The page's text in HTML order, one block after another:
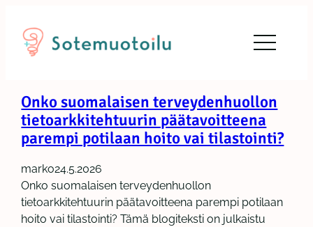
sisältöön
Onko suomalaisen terveydenhuollon
tietoarkkitehtuurin päätavoitteena
parempi potilaan hoito vai tilastointi?
marko24.5.2026
Onko suomalaisen terveydenhuollon
tietoarkkitehtuurin päätavoitteena parempi potilaan
hoito vai tilastointi? Tämä blogiteksti on julkaistu